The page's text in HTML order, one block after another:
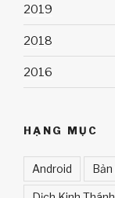
2019
2018
2016
HẠNG MỤC
Android